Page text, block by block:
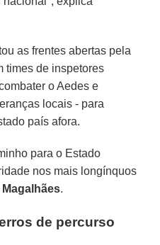
as frentes abertas pela
times de inspetores
o Aedes e
locais - para
país afora.
para o Estado
nos mais longínquos
Magalhães.
de percurso